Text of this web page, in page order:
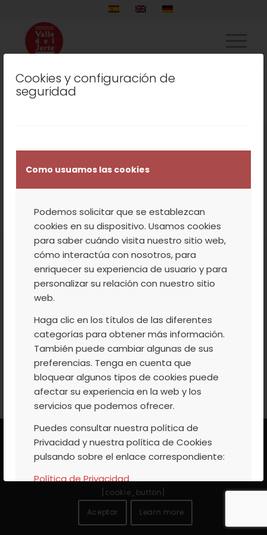
Cookies y configuración de
seguridad
Como usuamos las cookies
Podemos solicitar que se establezcan
cookies en su dispositivo. Usamos cookies
para saber cuándo visita nuestro sitio web,
cómo interactúa con nosotros, para
enriquecer su experiencia de usuario y para
personalizar su relación con nuestro sitio
web.
Haga clic en los títulos de las diferentes
categorías para obtener más información.
También puede cambiar algunas de sus
preferencias. Tenga en cuenta que
bloquear algunos tipos de cookies puede
afectar su experiencia en la web y los
servicios que podemos ofrecer.
Puedes consultar nuestra política de
Privacidad y nuestra política de Cookies
pulsando sobre el enlace correspondiente:
Política de Privacidad
Política de Cookies
AGRUPACIÓN
DE
S.COOP
Aviso|Codiciones
Este sitio web utiliza cookies propias y de terceros para
ofrecer un mejor servicio. Si continua navegando, se
considerará que acepta su uso. Encontrará más
información en nuestra
[cookie_button]
Aceptar
Learn more